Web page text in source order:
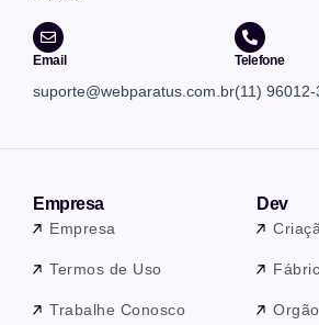
Email
suporte@webparatus.com.br
Telefone
(11) 96012-
Empresa
Empresa
Termos de Uso
Trabalhe Conosco
Dev